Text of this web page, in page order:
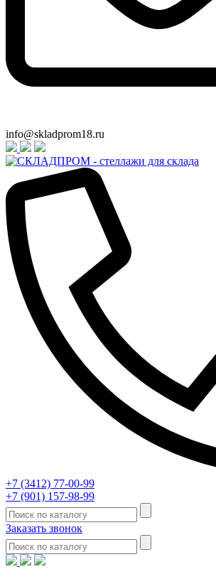
info@skladprom18.ru
+7 (3412) 77-00-99
+7 (901) 157-98-99
Заказать звонок